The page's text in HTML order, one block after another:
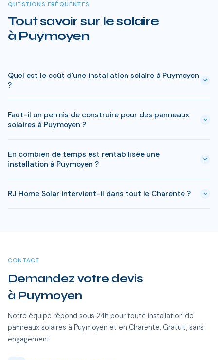
QUESTIONS FRÉQUENTES
Tout savoir sur le solaire
à Puymoyen
Quel est le coût d'une installation solaire à Puymoyen
?
à 9 kWc). Après les aides disponibles en Charente
(MaPrimeRénov', prime autoconsommation, TVA réduite), le
reste à charge peut descendre sous 4 000 € pour une
installation standard de 3 kWc.
Faut-il un permis de construire pour des panneaux
solaires à Puymoyen ?
à Puymoyen. Si votre bien est classé ou en zone protégée en
Charente, des règles spécifiques peuvent s'appliquer. RJ
Home Solar gère toutes ces démarches sans surcoût.
En combien de temps est rentabilisée une
installation à Puymoyen ?
installation. Passe ce delai, chaque kWh produit est gratuit.
Sur 25 ans, une installation de 3 kWc genere des economies
RJ Home Solar intervient-il dans tout le Charente ?
CONTACT
Demandez votre devis
à Puymoyen
Notre équipe répond sous 24h pour toute installation de
panneaux solaires à Puymoyen et en Charente. Gratuit, sans
engagement.